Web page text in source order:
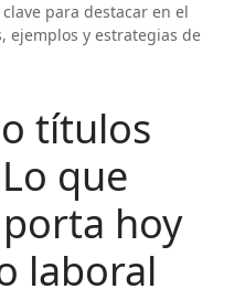
para destacar en el
ejemplos y estrategias de
títulos
que
hoy
laboral